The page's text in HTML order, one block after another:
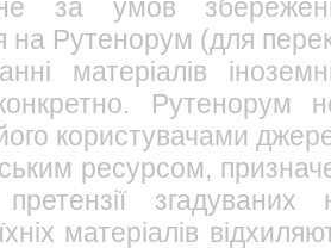
за умов
на Рутенорум (для
матеріалів
Рутенорум
користувачами
ресурсом,
матеріалів